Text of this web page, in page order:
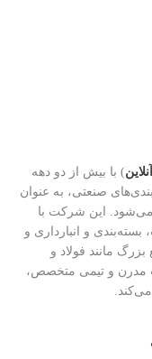
) با بیش از دو دهه
صنعتی، به عنوان
می‌شود. این شرکت با
و انبارداری و
مانند فولاد و
مدرن و تیمی متخصص،